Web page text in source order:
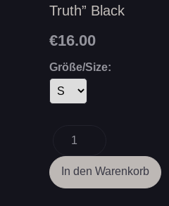
Truth” Black
€16.00
Größe/Size: